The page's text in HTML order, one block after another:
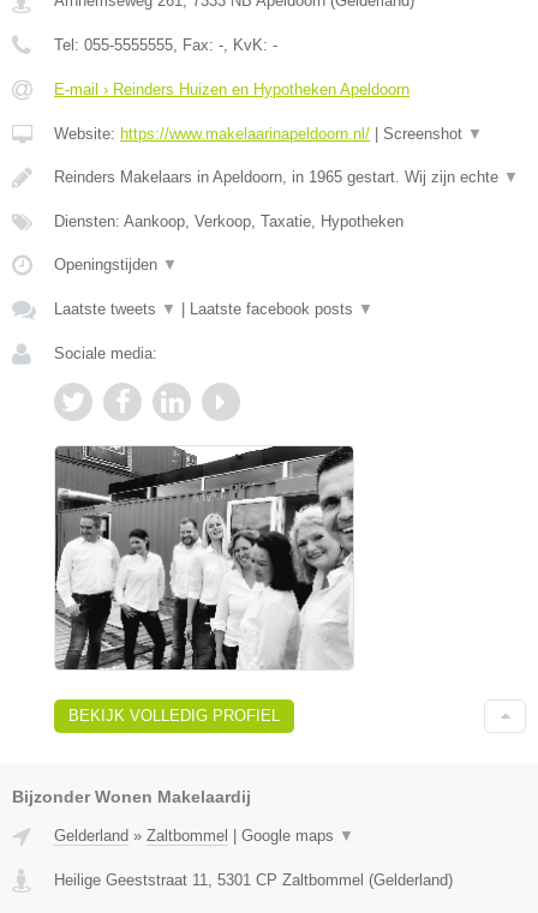
Tel: 055-5555555, Fax: -, KvK: -
E-mail › Reinders Huizen en Hypotheken Apeldoorn
Website: https://www.makelaarinapeldoorn.nl/ Screenshot ▼
Reinders Makelaars in Apeldoorn, in 1965 gestart. Wij zijn echte ▼
Diensten: Aankoop, Verkoop, Taxatie, Hypotheken
Openingstijden ▼
Laatste tweets ▼ Laatste facebook posts ▼
Sociale media:
BEKIJK VOLLEDIG PROFIEL
Bijzonder Wonen Makelaardij
Gelderland » Zaltbommel | Google maps ▼
Heilige Geeststraat 11 5301 CP Zaltbommel (Gelderland)